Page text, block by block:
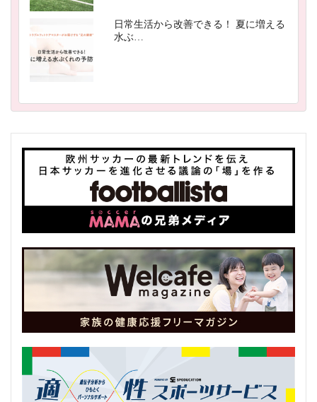
日常生活から改善できる！ 夏に増える
水ぶ…